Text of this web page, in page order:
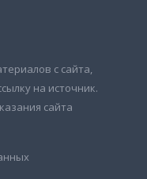
с сайта,
на источник.
сайта